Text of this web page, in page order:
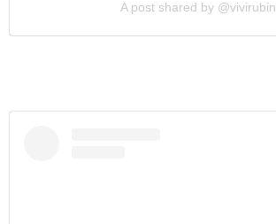
A post shared by @vivirubin